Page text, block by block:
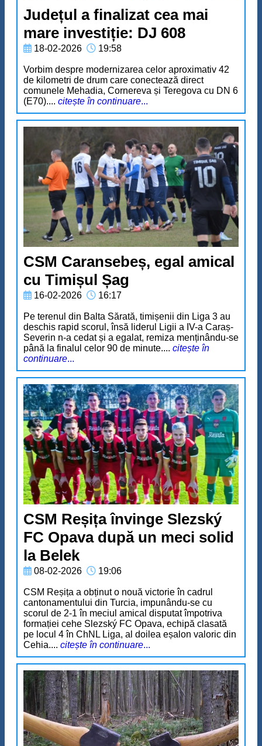
Județul a finalizat cea mai
mare investiție: DJ 608
18-02-2026 19:58
Vorbim despre modernizarea celor aproximativ 42
de kilometri de drum care conectează direct
comunele Mehadia, Cornereva și Teregova cu DN 6
(E70).... citește în continuare...
CSM Caransebeș, egal amical
cu Timișul Șag
16-02-2026 16:17
Pe terenul din Balta Sărată, timișenii din Liga 3 au
deschis rapid scorul, însă liderul Ligii a IV-a Caraș-
Severin n-a cedat și a egalat, remiza menținându-se
până la finalul celor 90 de minute.... citește în
continuare...
CSM Reșița învinge Slezský
FC Opava după un meci solid
la Belek
08-02-2026 19:06
CSM Reșița a obținut o nouă victorie în cadrul
cantonamentului din Turcia, impunându-se cu
scorul de 2-1 în meciul amical disputat împotriva
formației cehe Slezský FC Opava, echipă clasată
pe locul 4 în ChNL Liga, al doilea eșalon valoric din
Cehia.... citește în continuare...